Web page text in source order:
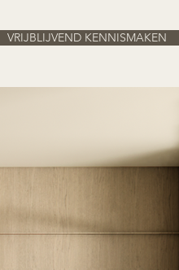
VRIJBLIJVEND KENNISMAKEN